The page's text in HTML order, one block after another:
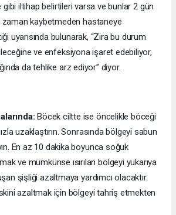
iltihap belirtileri varsa ve bunlar 2 gün
kaybetmeden hastaneye
uyarısında bulunarak, “Zira bu durum
ve enfeksiyona işaret edebiliyor,
da tehlike arz ediyor” diyor.
Böcek ciltte ise öncelikle böceği
uzaklaştırın. Sonrasında bölgeyi sabun
En az 10 dakika boyunca soğuk
ve mümkünse ısırılan bölgeyi yukarıya
şişliği azaltmaya yardımcı olacaktır.
azaltmak için bölgeyi tahriş etmekten